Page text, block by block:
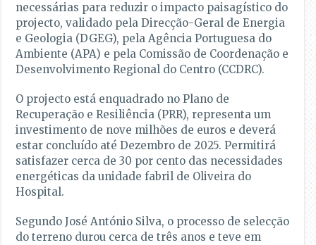
necessárias para reduzir o impacto paisagístico do
projecto, validado pela Direcção-Geral de Energia
e Geologia (DGEG), pela Agência Portuguesa do
Ambiente (APA) e pela Comissão de Coordenação e
Desenvolvimento Regional do Centro (CCDRC).
O projecto está enquadrado no Plano de
Recuperação e Resiliência (PRR), representa um
investimento de nove milhões de euros e deverá
estar concluído até Dezembro de 2025. Permitirá
satisfazer cerca de 30 por cento das necessidades
energéticas da unidade fabril de Oliveira do
Hospital.
Segundo José António Silva, o processo de selecção
do terreno durou cerca de três anos e teve em